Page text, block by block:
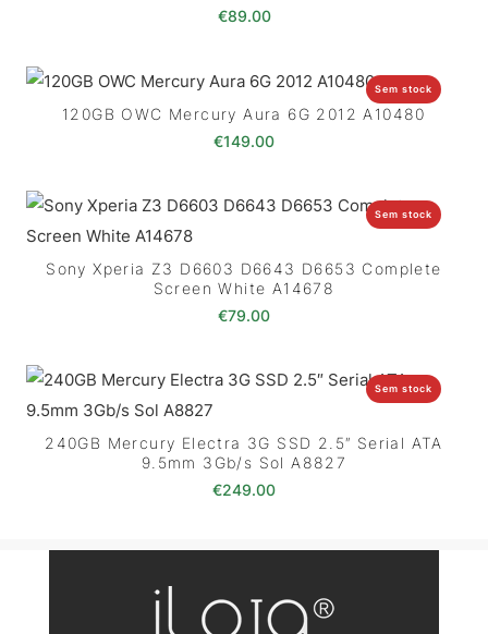
€89.00
Sem stock
120GB OWC Mercury Aura 6G 2012 A10480
€149.00
Sem stock
Sony Xperia Z3 D6603 D6643 D6653 Complete
Screen White A14678
€79.00
Sem stock
240GB Mercury Electra 3G SSD 2.5″ Serial ATA
9.5mm 3Gb/s Sol A8827
€249.00